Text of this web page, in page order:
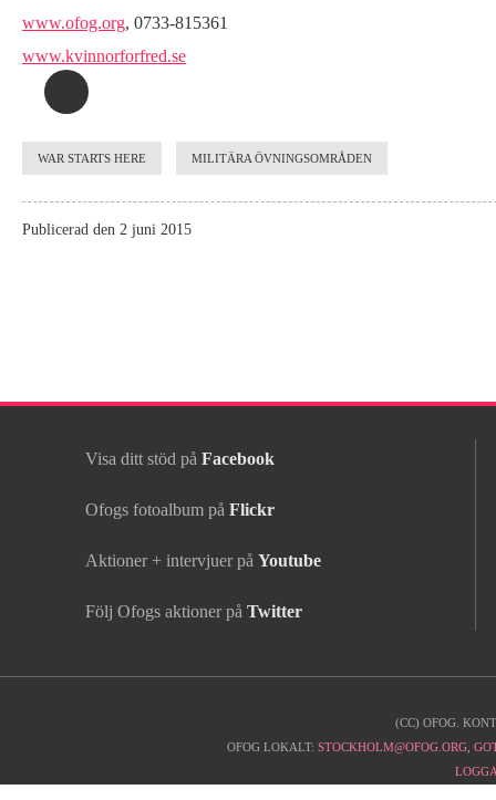
www.ofog.org, 0733-815361
www.kvinnorforfred.se
WAR STARTS HERE MILITÄRA ÖVNINGSOMRÅDEN
Publicerad den 2 juni 2015
Visa ditt stöd på Facebook
Ofogs fotoalbum på Flickr
Aktioner + intervjuer på Youtube
Följ Ofogs aktioner på Twitter
(CC) OFOG.
OFOG LOKALT:STOCKHOLM@OFOG.ORG ,